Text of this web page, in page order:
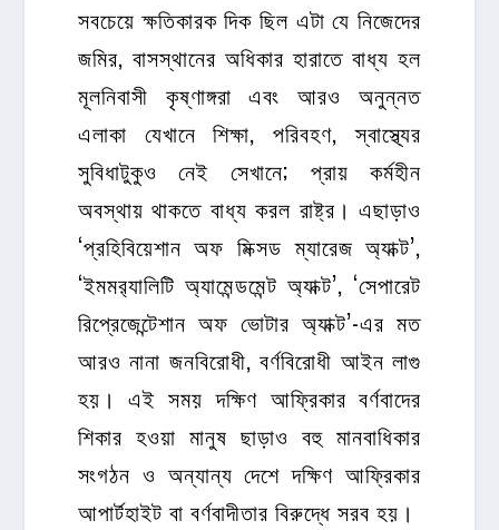
সবচেয়ে ক্ষতিকারক দিক ছিল এটা যে নিজেদের
জমির, বাসস্থানের অধিকার হারাতে বাধ্য হল
মূলনিবাসী কৃষ্ণাঙ্গরা এবং আরও অনুন্নত
এলাকা যেখানে শিক্ষা, পরিবহণ, স্বাস্থ্যের
সুবিধাটুকুও নেই সেখানে; প্রায় কর্মহীন
অবস্থায় থাকতে বাধ্য করল রাষ্ট্র। এছাড়াও
‘প্রহিবিয়েশান অফ মিক্সড ম্যারেজ অ্যাক্ট’,
‘ইমমর‍্যালিটি অ্যামেন্ডমেন্ট অ্যাক্ট’, ‘সেপারেট
রিপ্রেজেন্টেশান অফ ভোটার অ্যাক্ট’-এর মত
আরও নানা জনবিরোধী, বর্ণবিরোধী আইন লাগু
হয়। এই সময় দক্ষিণ আফ্রিকার বর্ণবাদের
শিকার হওয়া মানুষ ছাড়াও বহু মানবাধিকার
সংগঠন ও অন্যান্য দেশে দক্ষিণ আফ্রিকার
আপার্টহাইট বা বর্ণবাদীতার বিরুদ্ধে সরব হয়।